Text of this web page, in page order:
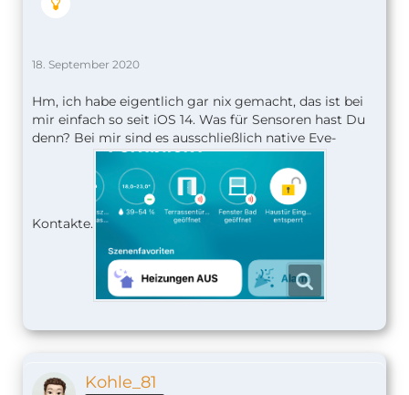
18. September 2020
Hm, ich habe eigentlich gar nix gemacht, das ist bei
mir einfach so seit iOS 14. Was für Sensoren hast Du
denn? Bei mir sind es ausschließlich native Eve-
Kontakte.
Kohle_81